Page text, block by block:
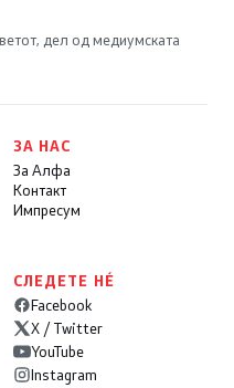
дел од медиумската
ЗА НАС
За Алфа
Контакт
Импресум
СЛЕДЕТЕ НÉ
Facebook
X / Twitter
YouTube
Instagram